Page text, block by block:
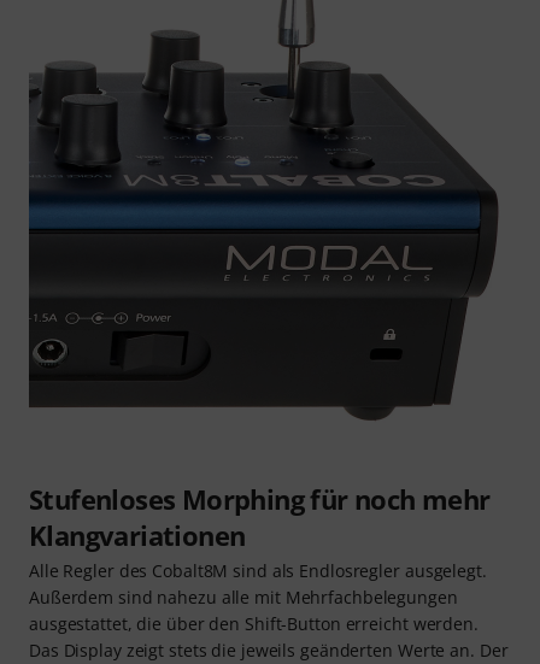
Stufenloses Morphing für noch mehr
Klangvariationen
Alle Regler des Cobalt8M sind als Endlosregler ausgelegt.
Außerdem sind nahezu alle mit Mehrfachbelegungen
ausgestattet, die über den Shift-Button erreicht werden.
Das Display zeigt stets die jeweils geänderten Werte an. Der